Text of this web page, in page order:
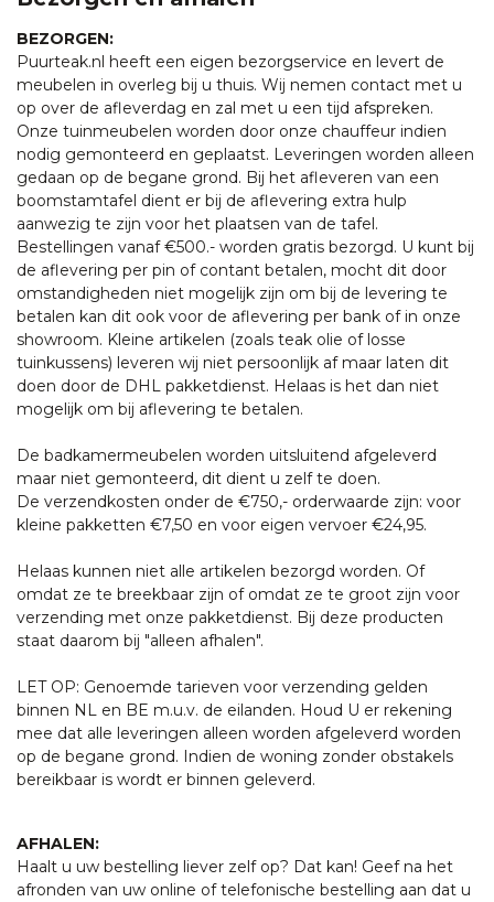
BEZORGEN:
Puurteak.nl heeft een eigen bezorgservice en levert de
meubelen in overleg bij u thuis. Wij nemen contact met u
op over de afleverdag en zal met u een tijd afspreken.
Onze tuinmeubelen worden door onze chauffeur indien
nodig gemonteerd en geplaatst. Leveringen worden alleen
gedaan op de begane grond. Bij het afleveren van een
boomstamtafel dient er bij de aflevering extra hulp
aanwezig te zijn voor het plaatsen van de tafel.
Bestellingen vanaf €500.- worden gratis bezorgd. U kunt bij
de aflevering per pin of contant betalen, mocht dit door
omstandigheden niet mogelijk zijn om bij de levering te
betalen kan dit ook voor de aflevering per bank of in onze
showroom. Kleine artikelen (zoals teak olie of losse
tuinkussens) leveren wij niet persoonlijk af maar laten dit
doen door de DHL pakketdienst. Helaas is het dan niet
mogelijk om bij aflevering te betalen.
De badkamermeubelen worden uitsluitend afgeleverd
maar niet gemonteerd, dit dient u zelf te doen.
De verzendkosten onder de €750,- orderwaarde zijn: voor
kleine pakketten €7,50 en voor eigen vervoer €24,95.
Helaas kunnen niet alle artikelen bezorgd worden. Of
omdat ze te breekbaar zijn of omdat ze te groot zijn voor
verzending met onze pakketdienst. Bij deze producten
staat daarom bij "alleen afhalen".
LET OP: Genoemde tarieven voor verzending gelden
binnen NL en BE m.u.v. de eilanden. Houd U er rekening
mee dat alle leveringen alleen worden afgeleverd worden
op de begane grond. Indien de woning zonder obstakels
bereikbaar is wordt er binnen geleverd.
AFHALEN:
Haalt u uw bestelling liever zelf op? Dat kan! Geef na het
afronden van uw online of telefonische bestelling aan dat u